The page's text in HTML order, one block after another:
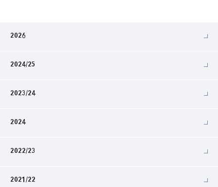
2026
2024/25
2023/24
2024
2022/23
2021/22